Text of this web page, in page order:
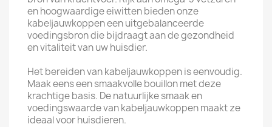
en hoogwaardige eiwitten bieden onze
kabeljauwkoppen een uitgebalanceerde
voedingsbron die bijdraagt aan de gezondheid
en vitaliteit van uw huisdier.
Het bereiden van kabeljauwkoppen is eenvoudig.
Maak eens een smaakvolle bouillon met deze
krachtige basis. De natuurlijke smaak en
voedingswaarde van kabeljauwkoppen maakt ze
ideaal voor huisdieren.